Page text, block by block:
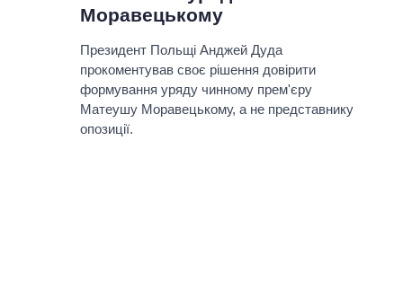
Моравецькому
Президент Польщі Анджей Дуда
прокоментував своє рішення довірити
формування уряду чинному прем'єру
Матеушу Моравецькому, а не представнику
опозиції.